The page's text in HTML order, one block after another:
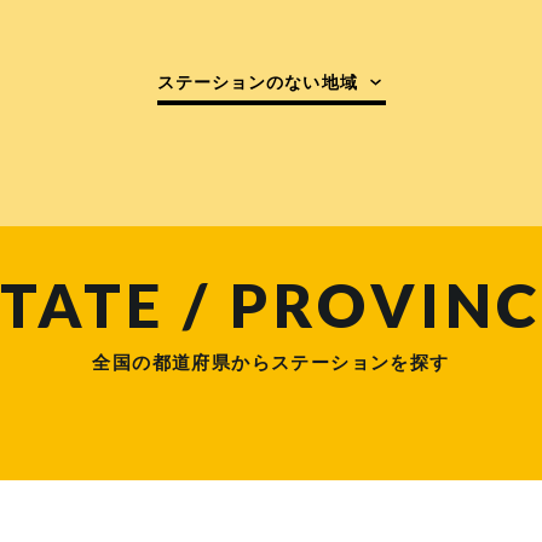
ステーションのない地域
/
全国の都道府県からステーションを探す